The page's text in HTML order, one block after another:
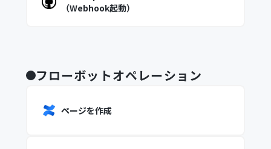
（Webhook起動）
フローボットオペレーション
ページを作成